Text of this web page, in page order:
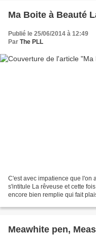
Ma Boite à Beauté
Publié le 25/06/2014 à 12:49
Par The PLL
C'est avec impatience que l'on
s'intitule La rêveuse et cette
encore bien remplie qui fait
Meawhite pen,